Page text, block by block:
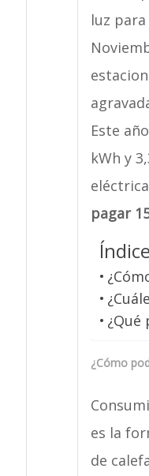
luz
Este
kWh y
pagar
¿Qué
¿Cómo
es la
de